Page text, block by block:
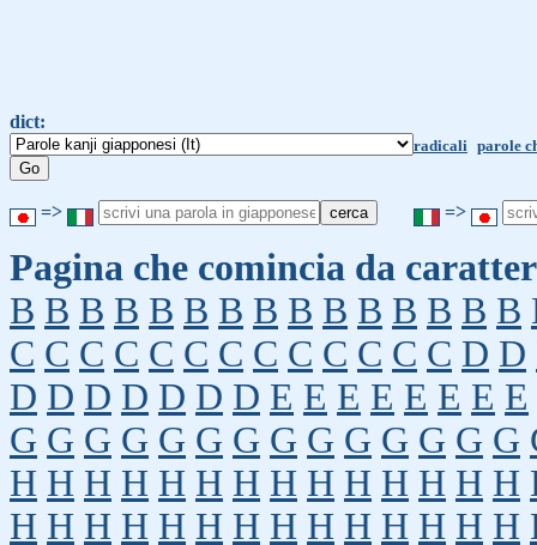
dict:
radicali parole
=> =>
Pagina che comincia da
B B B B B B B B B B B B B B B
C C C C C C C C C C C C C D D
D D D D D D D E E E E E E E E
G G G G G G G G G G G G G G
H H H H H H H H H H H H H H
H H H H H H H H H H H H H H